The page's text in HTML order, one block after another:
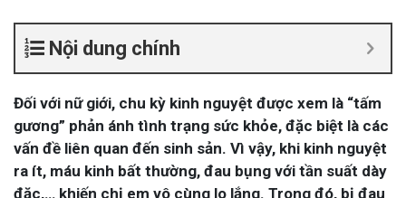
Nội dung chính
Đối với nữ giới, chu kỳ kinh nguyệt được xem là “tấm
gương” phản ánh tình trạng sức khỏe, đặc biệt là các
vấn đề liên quan đến sinh sản. Vì vậy, khi kinh nguyệt
ra ít, máu kinh bất thường, đau bụng với tần suất dày
đặc,… khiến chị em vô cùng lo lắng. Trong đó, bị đau